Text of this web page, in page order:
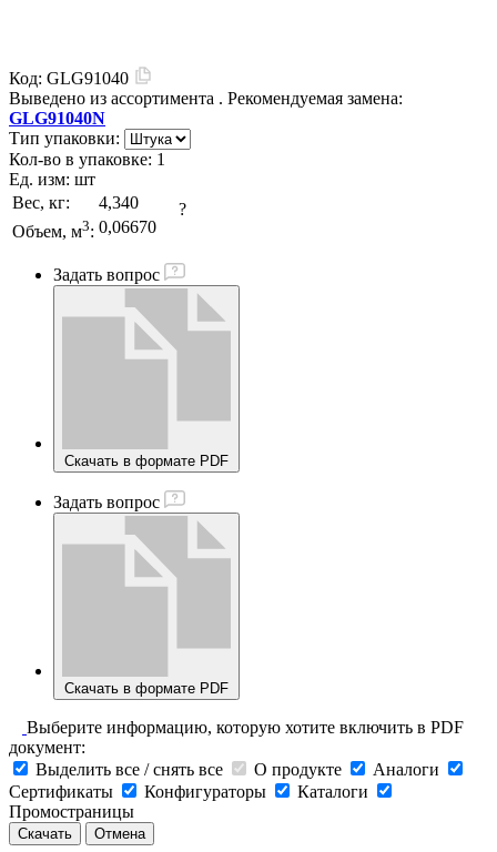
Код: GLG91040
Выведено из ассортимента . Рекомендуемая замена:
GLG91040N
Тип упаковки:
Кол-во в упаковке: 1
Ед. изм: шт
Вес, кг:
4,340
Объем, м3: 0,06670
?
Задать вопрос
Скачать в формате PDF
Задать вопрос
Скачать в формате PDF
Выберите информацию, которую хотите включить в PDF
документ:
Выделить все / снять все
О продукте
Аналоги
Сертификаты
Конфигураторы
Каталоги
Промостраницы
Скачать Отмена